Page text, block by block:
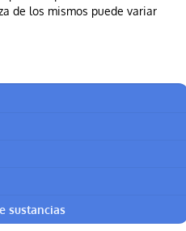
de los mismos puede variar
sustancias